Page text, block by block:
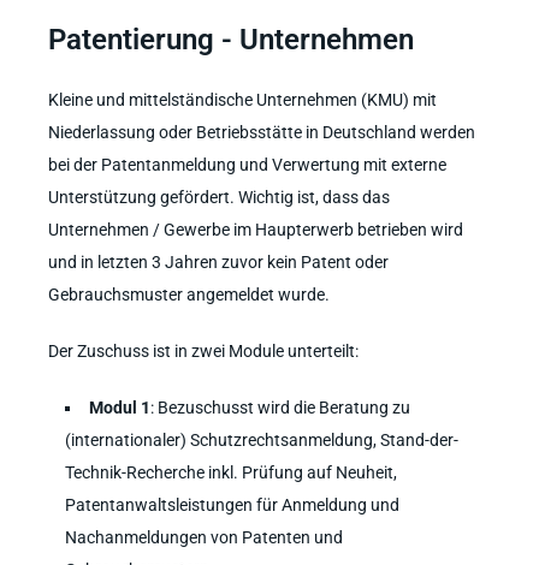
Patentierung - Unternehmen
Kleine und mittelständische Unternehmen (KMU) mit
Niederlassung oder Betriebsstätte in Deutschland werden
bei der Patentanmeldung und Verwertung mit externe
Unterstützung gefördert. Wichtig ist, dass das
Unternehmen / Gewerbe im Haupterwerb betrieben wird
und in letzten 3 Jahren zuvor kein Patent oder
Gebrauchsmuster angemeldet wurde.
Der Zuschuss ist in zwei Module unterteilt:
Modul 1: Bezuschusst wird die Beratung zu
(internationaler) Schutzrechtsanmeldung, Stand-der-
Technik-Recherche inkl. Prüfung auf Neuheit,
Patentanwaltsleistungen für Anmeldung und
Nachanmeldungen von Patenten und